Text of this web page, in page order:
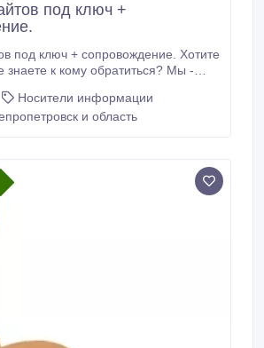
под ключ +
под ключ + сопровождение. Хотите
сайт. У нас огромный опыт в
маркетинга и создания сайтов и
другое.
Носители информации
и область